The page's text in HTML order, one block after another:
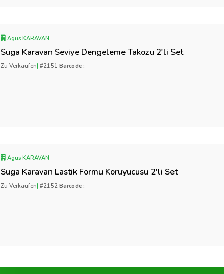
Agus KARAVAN
Suga Karavan Seviye Dengeleme Takozu 2'li Set
Zu Verkaufen| #2151Barcode :
Agus KARAVAN
Suga Karavan Lastik Formu Koruyucusu 2'li Set
Zu Verkaufen| #2152Barcode :